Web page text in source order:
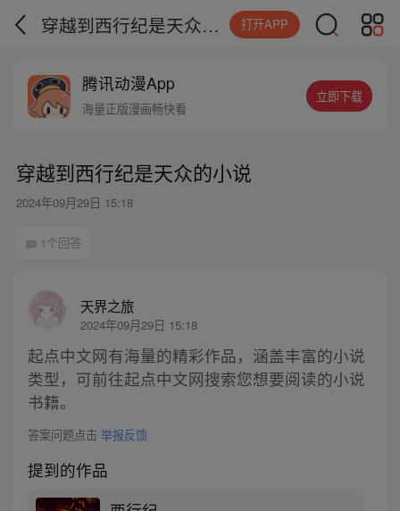
穿越到西行纪是天众的小说 打开APP
腾讯动漫App
海量正版漫画畅快看
立即下载
穿越到西行纪是天众的小说
2024年09月29日 15:18
1个回答
天界之旅
2024年09月29日 15:18
起点中文网有海量的精彩作品，涵盖丰富的小说
类型，可前往起点中文网搜索您想要阅读的小说
书籍。
答案问题点击 举报反馈
提到的作品